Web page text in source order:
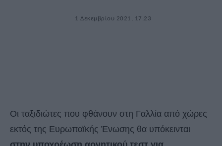
1 Δεκεμβρίου 2021, 17:23
Οι ταξιδιώτες που φθάνουν στη Γαλλία από χώρες
εκτός της Ευρωπαϊκής Ένωσης θα υπόκεινται